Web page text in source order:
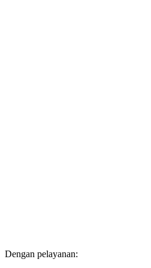
Dengan pelayanan: